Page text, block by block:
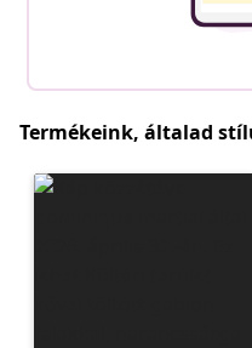
Termékeink, általad